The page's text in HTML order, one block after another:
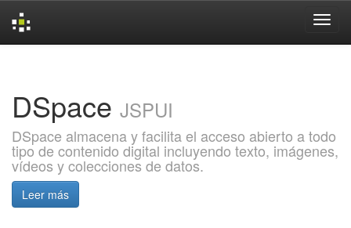
DSpace JSPUI
DSpace almacena y facilita el acceso abierto a todo
tipo de contenido digital incluyendo texto, imágenes,
vídeos y colecciones de datos.
Leer más